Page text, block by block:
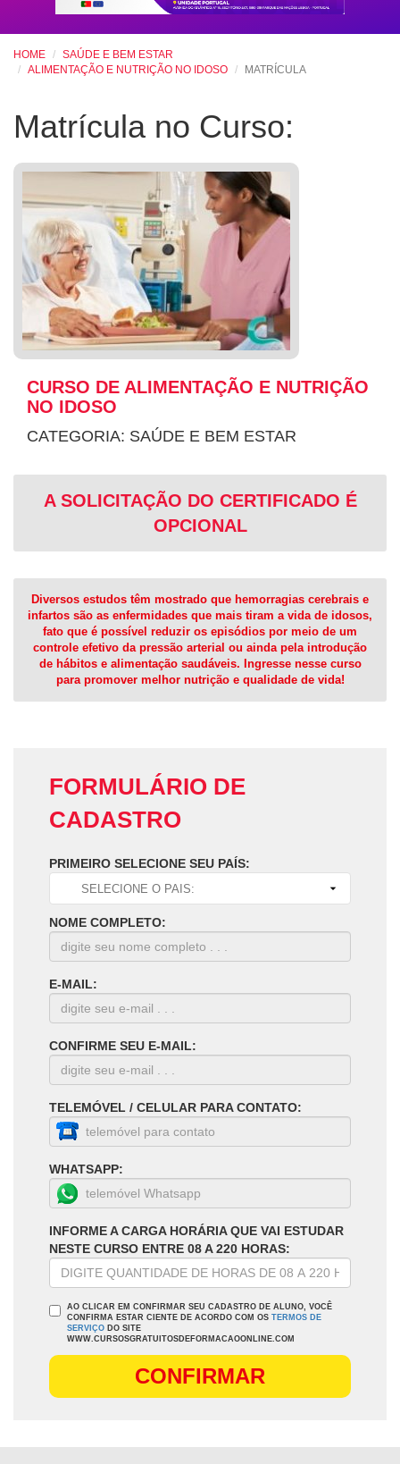
HOME
SAÚDE E BEM ESTAR
ALIMENTAÇÃO E NUTRIÇÃO NO IDOSO
MATRÍCULA
Matrícula no Curso:
CURSO DE ALIMENTAÇÃO E NUTRIÇÃO
NO IDOSO
CATEGORIA: SAÚDE E BEM ESTAR
A SOLICITAÇÃO DO CERTIFICADO É
OPCIONAL
Diversos estudos têm mostrado que hemorragias cerebrais e
infartos são as enfermidades que mais tiram a vida de idosos,
fato que é possível reduzir os episódios por meio de um
controle efetivo da pressão arterial ou ainda pela introdução
de hábitos e alimentação saudáveis. Ingresse nesse curso
para promover melhor nutrição e qualidade de vida!
FORMULÁRIO DE
CADASTRO
PRIMEIRO SELECIONE SEU PAÍS:
NOME COMPLETO:
E-MAIL:
CONFIRME SEU E-MAIL:
TELEMÓVEL / CELULAR PARA CONTATO:
WHATSAPP:
INFORME A CARGA HORÁRIA QUE VAI ESTUDAR
NESTE CURSO ENTRE 08 A 220 HORAS:
AO CLICAR EM CONFIRMAR SEU CADASTRO DE ALUNO, VOCÊ
CONFIRMA ESTAR CIENTE DE ACORDO COM OS TERMOS DE
SERVIÇO DO SITE
WWW.CURSOSGRATUITOSDEFORMACAOONLINE.COM
CONFIRMAR